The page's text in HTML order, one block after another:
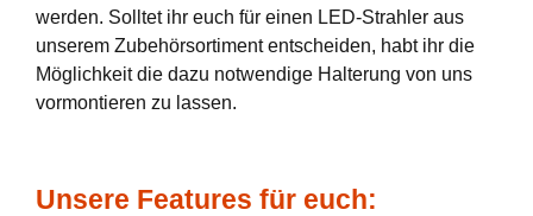
werden. Solltet ihr euch für einen LED-Strahler aus
unserem Zubehörsortiment entscheiden, habt ihr die
Möglichkeit die dazu notwendige Halterung von uns
vormontieren zu lassen.
Unsere Features für euch: